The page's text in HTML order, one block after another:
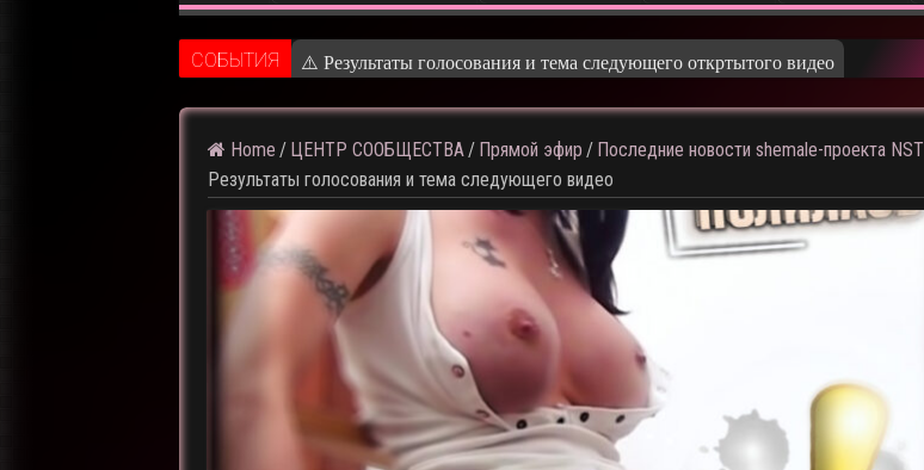
CОБЫТИЯ ⚠️ Кадры из
Home / ЦЕНТР СООБЩЕСТВА / Прямой эфир / Последние новости shemale-проекта NST
Результаты голосования и тема следующего видео